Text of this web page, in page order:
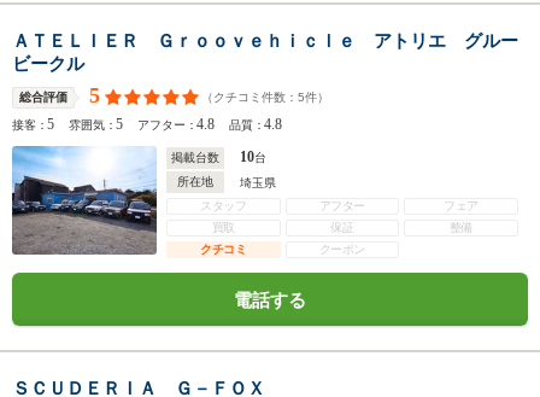
ＡＴＥＬＩＥＲ Ｇｒｏｏｖｅｈｉｃｌｅ アトリエ グルー
ビークル
総合評価 5 （クチコミ件数： 5件）
接客：5 雰囲気：5 アフター：4.8 品質：4.8
掲載台数 10台
所在地
埼玉県
スタッフ
アフター
フェア
買取
保証
整備
クチコミ
クーポン
電話する
ＳＣＵＤＥＲＩＡ Ｇ－ＦＯＸ